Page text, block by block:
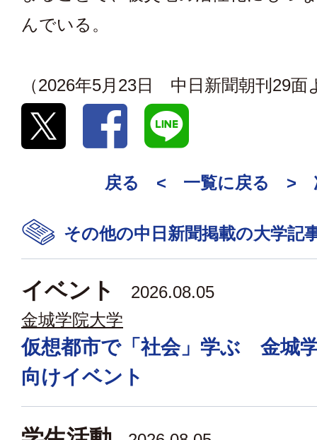
んでいる。
（2026年5月23日 中日新聞朝刊29面
戻る < 一覧に戻る >
その他の中日新聞掲載の大学記
イベント
2026.08.05
金城学院大学
仮想都市で「社会」学ぶ 金城
向けイベント